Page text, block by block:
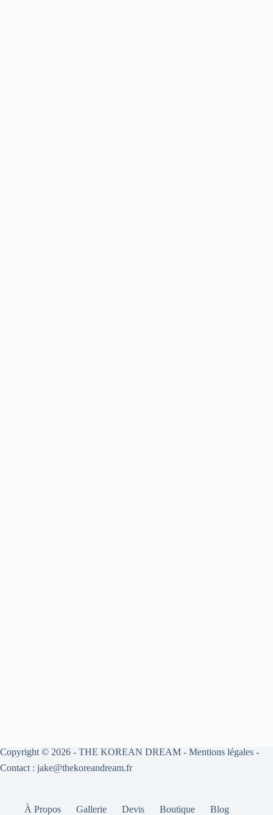
Copyright © 2026 - THE KOREAN DREAM - Mentions légales -
Contact : jake@thekoreandream.fr
À Propos Gallerie Devis Boutique Blog